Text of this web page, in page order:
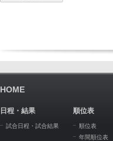
HOME
日程・結果
試合日程・試合結果
順位表
順位表
年間順位表